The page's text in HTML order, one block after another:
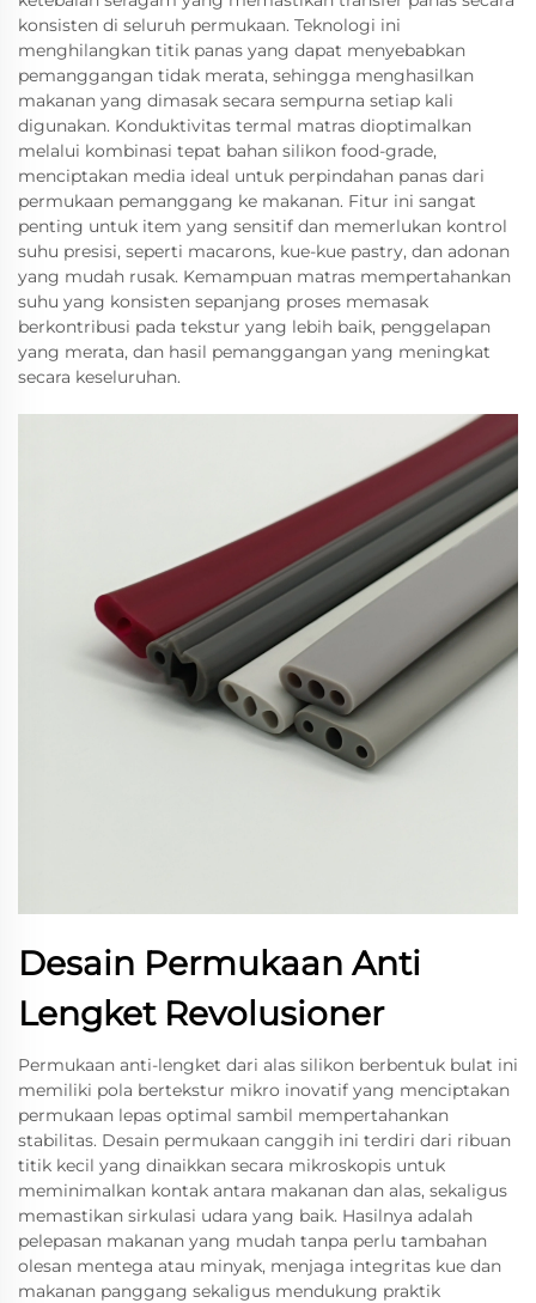
konsisten di seluruh permukaan. Teknologi ini
menghilangkan titik panas yang dapat menyebabkan
pemanggangan tidak merata, sehingga menghasilkan
makanan yang dimasak secara sempurna setiap kali
digunakan. Konduktivitas termal matras dioptimalkan
melalui kombinasi tepat bahan silikon food-grade,
menciptakan media ideal untuk perpindahan panas dari
permukaan pemanggang ke makanan. Fitur ini sangat
penting untuk item yang sensitif dan memerlukan kontrol
suhu presisi, seperti macarons, kue-kue pastry, dan adonan
yang mudah rusak. Kemampuan matras mempertahankan
suhu yang konsisten sepanjang proses memasak
berkontribusi pada tekstur yang lebih baik, penggelapan
yang merata, dan hasil pemanggangan yang meningkat
secara keseluruhan.
Desain Permukaan Anti
Lengket Revolusioner
Permukaan anti-lengket dari alas silikon berbentuk bulat ini
memiliki pola bertekstur mikro inovatif yang menciptakan
permukaan lepas optimal sambil mempertahankan
stabilitas. Desain permukaan canggih ini terdiri dari ribuan
titik kecil yang dinaikkan secara mikroskopis untuk
meminimalkan kontak antara makanan dan alas, sekaligus
memastikan sirkulasi udara yang baik. Hasilnya adalah
pelepasan makanan yang mudah tanpa perlu tambahan
olesan mentega atau minyak, menjaga integritas kue dan
makanan panggang sekaligus mendukung praktik